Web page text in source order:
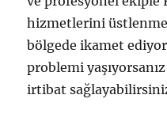
hizmetlerini
bölgede ikamet
problemi
irtibat